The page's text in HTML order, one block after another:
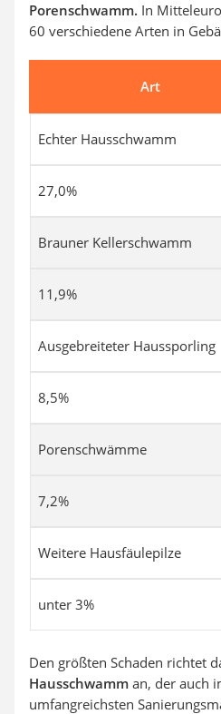
Porenschwamm. In
60 verschiedene Arten in
Art
Echter Hausschwamm
27,0%
Brauner Kellerschwamm
11,9%
Ausgebreiteter Haussporling
8,5%
Porenschwämme
7,2%
Weitere Hausfäulepilze
unter 3%
Den größten Schaden richtet
Hausschwamm an, der auch
umfangreichsten